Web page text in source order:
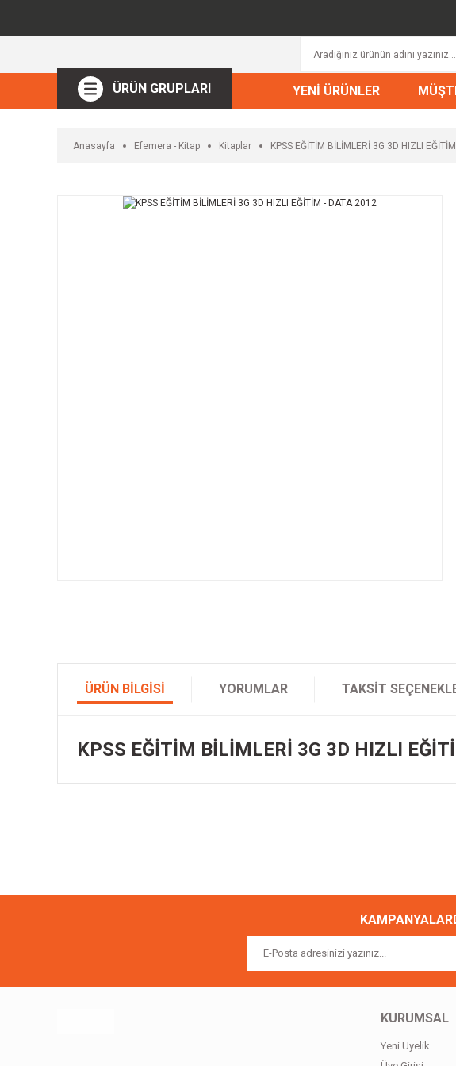
ÜRÜN GRUPLARI YENİ ÜRÜNLER
Anasayfa Efemera - Kitap Kitaplar KPSS EĞİTİM BİLİMLERİ 3G 3D HIZLI
ÜRÜN BILGISI YORUMLAR TAKSIT
KPSS EĞİTİM BİLİMLERİ 3G 3D HIZLI
Bu ürüne benzer farklı alternatifler olmalı.
KURUMSAL
Yeni Üyelik